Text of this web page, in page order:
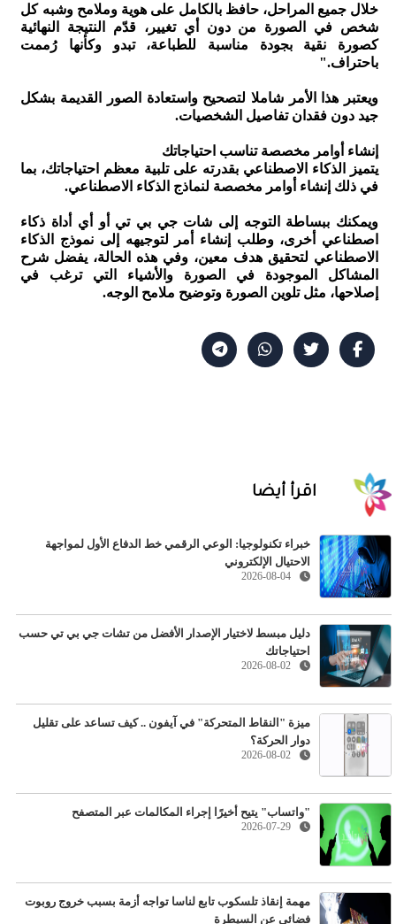
خلال جميع المراحل، حافظ بالكامل على هوية وملامح وشبه كل
شخص في الصورة من دون أي تغيير، قدّم النتيجة النهائية
كصورة نقية بجودة مناسبة للطباعة، تبدو وكأنها رُممت
باحتراف."
ويعتبر هذا الأمر شاملا لتصحيح واستعادة الصور القديمة بشكل
جيد دون فقدان تفاصيل الشخصيات.
إنشاء أوامر مخصصة تناسب احتياجاتك
يتميز الذكاء الاصطناعي بقدرته على تلبية معظم احتياجاتك، بما
في ذلك إنشاء أوامر مخصصة لنماذج الذكاء الاصطناعي.
ويمكنك ببساطة التوجه إلى شات جي بي تي أو أي أداة ذكاء
اصطناعي أخرى، وطلب إنشاء أمر لتوجيهه إلى نموذج الذكاء
الاصطناعي لتحقيق هدف معين، وفي هذه الحالة، يفضل شرح
المشاكل الموجودة في الصورة والأشياء التي ترغب في
إصلاحها، مثل تلوين الصورة وتوضيح ملامح الوجه.
اقرأ أيضا
خبراء تكنولوجيا: الوعي الرقمي خط الدفاع الأول لمواجهة
الاحتيال الإلكتروني
2026-08-04
دليل مبسط لاختيار الإصدار الأفضل من تشات جي بي تي حسب
احتياجاتك
2026-08-02
ميزة "النقاط المتحركة" في آيفون .. كيف تساعد على تقليل
دوار الحركة؟
2026-08-02
"واتساب" يتيح أخيرًا إجراء المكالمات عبر المتصفح
2026-07-29
مهمة إنقاذ تلسكوب تابع لناسا تواجه أزمة بسبب خروج روبوت
فضائي عن السيطرة